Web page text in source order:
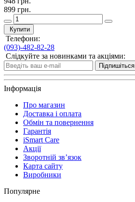
899 грн.
Купити
Телефони:
(093)-482-82-28
Слідкуйте за новинками та акціями:
Підпишіться
Інформація
Про магазин
Доставка і оплата
Обмін та повернення
Гарантія
iSmart Care
Акції
Зворотній зв’язок
Карта сайту
Виробники
Популярне